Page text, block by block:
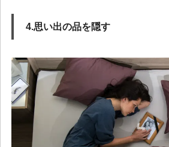
4.思い出の品を隠す